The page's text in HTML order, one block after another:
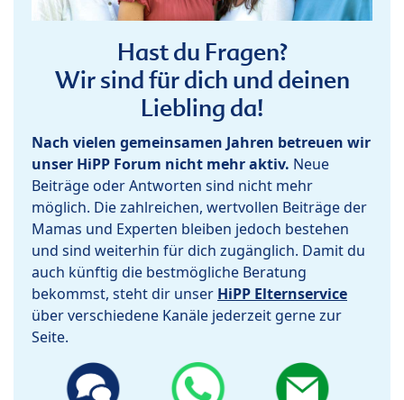
Hast du Fragen?
Wir sind für dich und deinen
Liebling da!
Nach vielen gemeinsamen Jahren betreuen wir
unser HiPP Forum nicht mehr aktiv. Neue
Beiträge oder Antworten sind nicht mehr
möglich. Die zahlreichen, wertvollen Beiträge der
Mamas und Experten bleiben jedoch bestehen
und sind weiterhin für dich zugänglich. Damit du
auch künftig die bestmögliche Beratung
bekommst, steht dir unser HiPP Elternservice
über verschiedene Kanäle jederzeit gerne zur
Seite.